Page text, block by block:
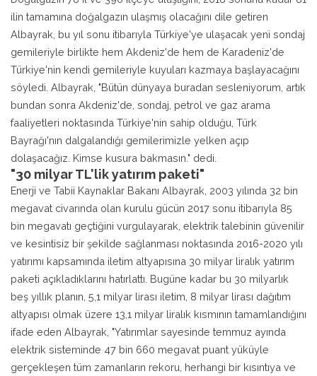
ilin tamamına doğalgazın ulaşmış olacağını dile getiren
Albayrak, bu yıl sonu itibarıyla Türkiye'ye ulaşacak yeni sondaj
gemileriyle birlikte hem Akdeniz'de hem de Karadeniz'de
Türkiye'nin kendi gemileriyle kuyuları kazmaya başlayacağını
söyledi. Albayrak, "Bütün dünyaya buradan sesleniyorum, artık
bundan sonra Akdeniz'de, sondaj, petrol ve gaz arama
faaliyetleri noktasında Türkiye'nin sahip olduğu, Türk
Bayrağı'nın dalgalandığı gemilerimizle yelken açıp
dolaşacağız. Kimse kusura bakmasın." dedi.
"30 milyar TL'lik yatırım paketi"
Enerji ve Tabii Kaynaklar Bakanı Albayrak, 2003 yılında 32 bin
megavat civarında olan kurulu gücün 2017 sonu itibarıyla 85
bin megavatı geçtiğini vurgulayarak, elektrik talebinin güvenilir
ve kesintisiz bir şekilde sağlanması noktasında 2016-2020 yılı
yatırımı kapsamında iletim altyapısına 30 milyar liralık yatırım
paketi açıkladıklarını hatırlattı. Bugüne kadar bu 30 milyarlık
beş yıllık planın, 5,1 milyar lirası iletim, 8 milyar lirası dağıtım
altyapısı olmak üzere 13,1 milyar liralık kısmının tamamlandığını
ifade eden Albayrak, "Yatırımlar sayesinde temmuz ayında
elektrik sisteminde 47 bin 660 megavat puant yüküyle
gerçekleşen tüm zamanların rekoru, herhangi bir kısıntıya ve